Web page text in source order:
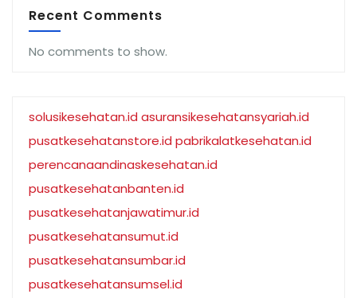
Recent Comments
No comments to show.
solusikesehatan.id asuransikesehatansyariah.id
pusatkesehatanstore.id pabrikalatkesehatan.id
perencanaandinaskesehatan.id
pusatkesehatanbanten.id
pusatkesehatanjawatimur.id
pusatkesehatansumut.id
pusatkesehatansumbar.id
pusatkesehatansumsel.id